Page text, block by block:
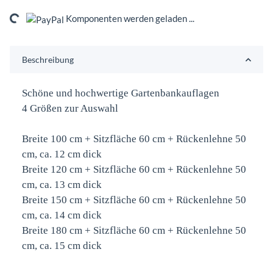
Komponenten werden geladen ...
Beschreibung
Schöne und hochwertige Gartenbankauflagen
4 Größen zur Auswahl
Breite 100 cm + Sitzfläche 60 cm + Rückenlehne 50
cm, ca. 12 cm dick
Breite 120 cm + Sitzfläche 60 cm + Rückenlehne 50
cm, ca. 13 cm dick
Breite 150 cm + Sitzfläche 60 cm + Rückenlehne 50
cm, ca. 14 cm dick
Breite 180 cm + Sitzfläche 60 cm + Rückenlehne 50
cm, ca. 15 cm dick